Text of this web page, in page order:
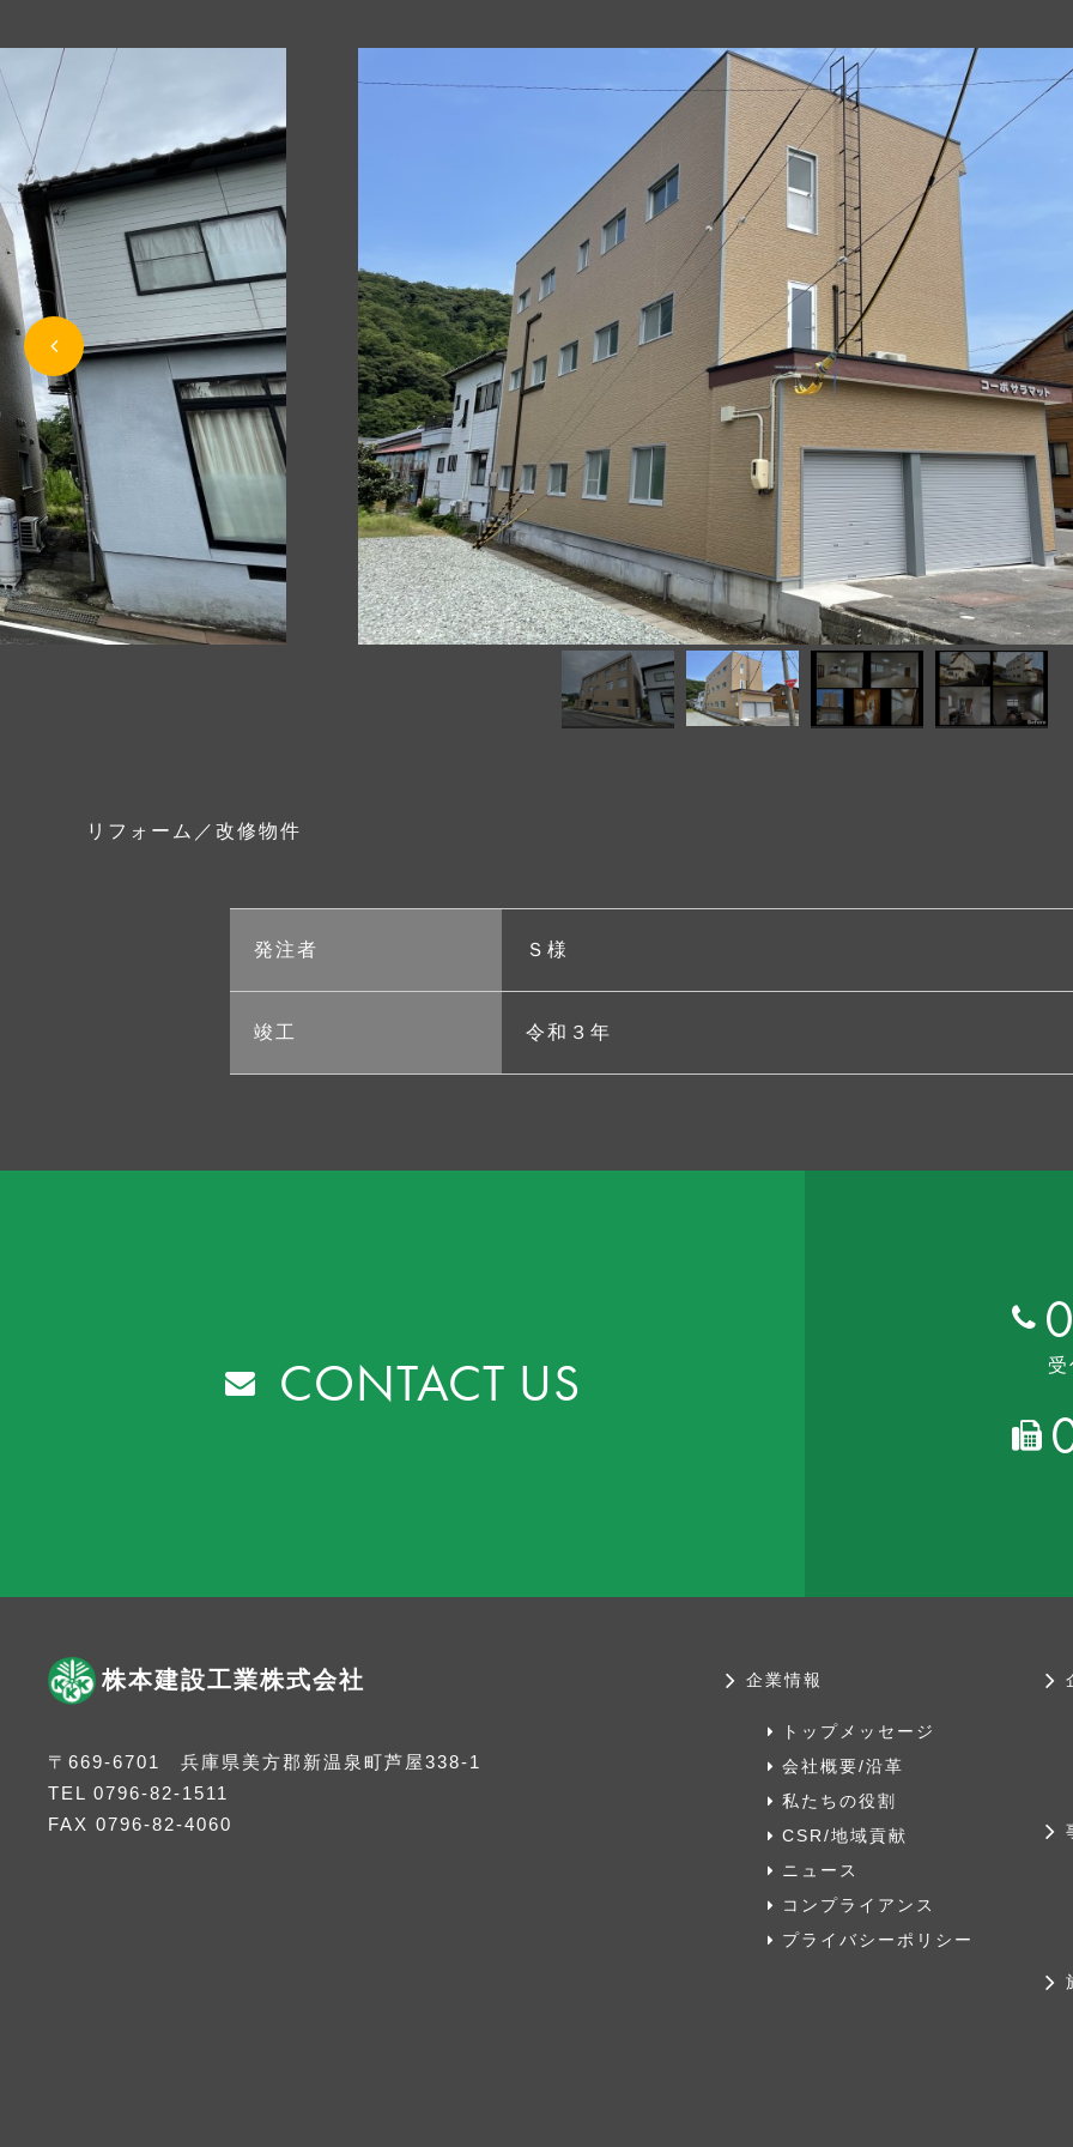
Previous
リフォーム／改修物件
発注者 Ｓ様
竣工 令和３年
CONTACT US
株本建設工業株式会社
〒669-6701 兵庫県美方郡新温泉町芦屋338-1
TEL 0796-82-1511
FAX 0796-82-4060
企業情報
トップメッセージ
会社概要/沿革
私たちの役割
CSR/地域貢献
ニュース
コンプライアンス
プライバシーポリシー